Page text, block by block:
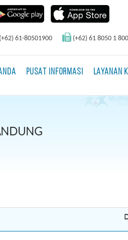
61-80501900
(+62) 61 8050 1 800
PUSAT INFORMASI LAYANAN